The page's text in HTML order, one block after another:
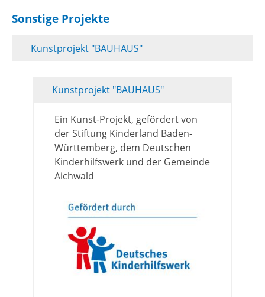
Sonstige Projekte
Kunstprojekt "BAUHAUS"
Kunstprojekt "BAUHAUS"
Ein Kunst-Projekt, gefördert von
der Stiftung Kinderland Baden-
Württemberg, dem Deutschen
Kinderhilfswerk und der Gemeinde
Aichwald